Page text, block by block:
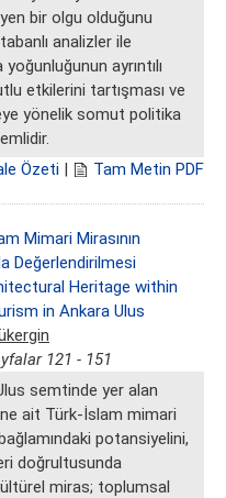
bir olgu olduğunu
analizler ile
ayrıntılı
etkilerini tartışması ve
yönelik somut politika
Özeti | Tam Metin PDF
Mimari Mirasının
Değerlendirilmesi
Heritage within
in Ankara Ulus
121 - 151
semtinde yer alan
ait Türk-İslam mimari
potansiyelini,
doğrultusunda
miras; toplumsal